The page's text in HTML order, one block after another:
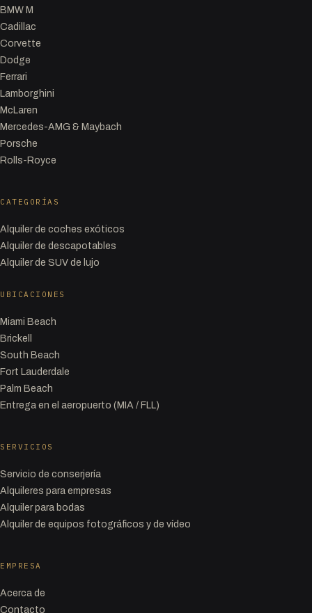
BMW M
Cadillac
Corvette
Dodge
Ferrari
Lamborghini
McLaren
Mercedes-AMG & Maybach
Porsche
Rolls-Royce
CATEGORÍAS
Alquiler de coches exóticos
Alquiler de descapotables
Alquiler de SUV de lujo
UBICACIONES
Miami Beach
Brickell
South Beach
Fort Lauderdale
Palm Beach
Entrega en el aeropuerto (MIA / FLL)
SERVICIOS
Servicio de conserjería
Alquileres para empresas
Alquiler para bodas
Alquiler de equipos fotográficos y de vídeo
EMPRESA
Acerca de
Contacto